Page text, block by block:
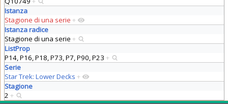
Istanza
Stagione di una serie +
Istanza radice
Stagione di una serie +
ListProp
P14, P16, P18, P73, P7, P90, P23 +
Serie
Star Trek: Lower Decks +
Stagione
2 +